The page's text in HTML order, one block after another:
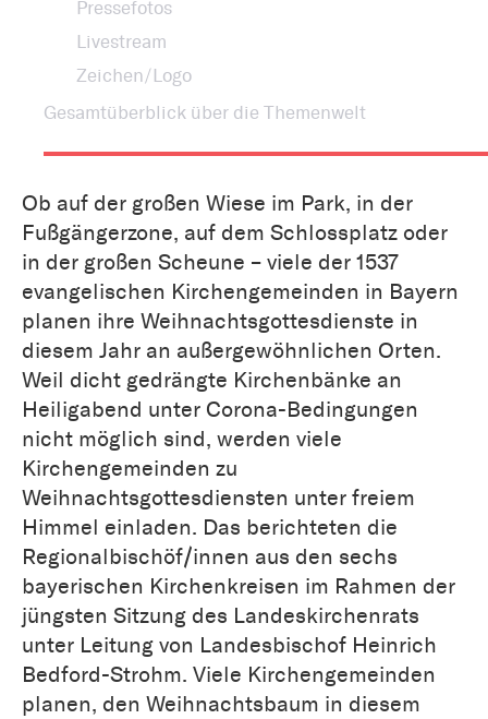
Pressefotos
Livestream
Zeichen/Logo
Gesamtüberblick über die Themenwelt
Ob auf der großen Wiese im Park, in der
Fußgängerzone, auf dem Schlossplatz oder
in der großen Scheune – viele der 1537
evangelischen Kirchengemeinden in Bayern
planen ihre Weihnachtsgottesdienste in
diesem Jahr an außergewöhnlichen Orten.
Weil dicht gedrängte Kirchenbänke an
Heiligabend unter Corona-Bedingungen
nicht möglich sind, werden viele
Kirchengemeinden zu
Weihnachtsgottesdiensten unter freiem
Himmel einladen. Das berichteten die
Regionalbischöf/innen aus den sechs
bayerischen Kirchenkreisen im Rahmen der
jüngsten Sitzung des Landeskirchenrats
unter Leitung von Landesbischof Heinrich
Bedford-Strohm. Viele Kirchengemeinden
planen, den Weihnachtsbaum in diesem